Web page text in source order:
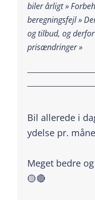
biler årligt »
beregningsfejl »
og tilbud, og
prisændringer »
Bil allerede i
ydelse pr.
Meget bedre
🟡🔴